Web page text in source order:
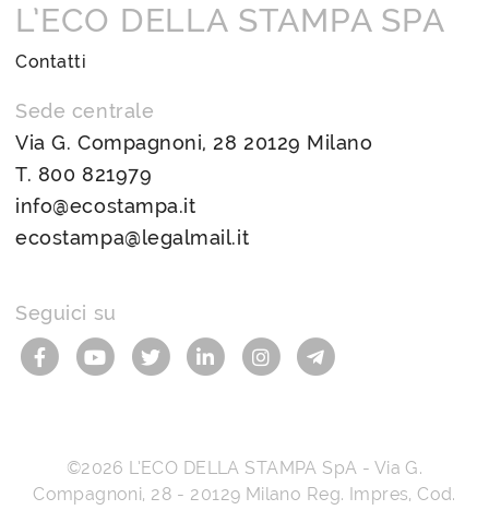
L’ECO DELLA STAMPA SPA
Contatti
Sede centrale
Via G. Compagnoni, 28 20129 Milano
T. 800 821979
info@ecostampa.it
ecostampa@legalmail.it
Seguici su
©2026 L’ECO DELLA STAMPA SpA - Via G.
Compagnoni, 28 - 20129 Milano Reg. Impres, Cod.